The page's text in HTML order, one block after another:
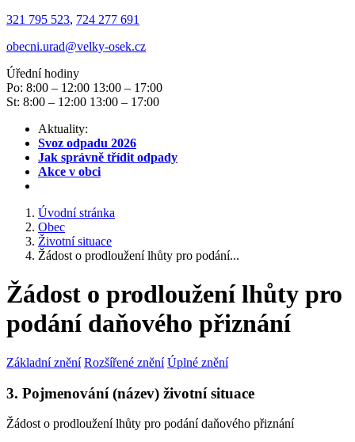
321 795 523, 724 277 691
obecni.urad@velky-osek.cz
Úřední hodiny
Po: 8:00 – 12:00 13:00 – 17:00
St: 8:00 – 12:00 13:00 – 17:00
Aktuality:
Svoz odpadu 2026
Jak správně třídit odpady
Akce v obci
Úvodní stránka
Obec
Životní situace
Žádost o prodloužení lhůty pro podání...
Žádost o prodloužení lhůty pro
podání daňového přiznání
Základní znění Rozšířené znění Úplné znění
3. Pojmenování (název) životní situace
Žádost o prodloužení lhůty pro podání daňového přiznání